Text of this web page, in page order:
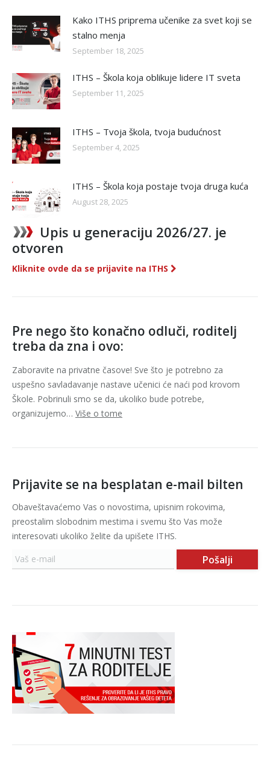
Kako ITHS priprema učenike za svet koji se
stalno menja
September 18, 2025
ITHS – Škola koja oblikuje lidere IT sveta
September 11, 2025
ITHS – Tvoja škola, tvoja budućnost
September 4, 2025
ITHS – Škola koja postaje tvoja druga kuća
August 28, 2025
Upis u generaciju 2026/27. je
otvoren
Kliknite ovde da se prijavite na ITHS
Pre nego što konačno odluči, roditelj
treba da zna i ovo:
Zaboravite na privatne časove! Sve što je potrebno za
uspešno savladavanje nastave učenici će naći pod krovom
Škole. Pobrinuli smo se da, ukoliko bude potrebe,
organizujemo… Više o tome
Prijavite se na besplatan e-mail bilten
Obaveštavaćemo Vas o novostima, upisnim rokovima,
preostalim slobodnim mestima i svemu što Vas može
interesovati ukoliko želite da upišete ITHS.